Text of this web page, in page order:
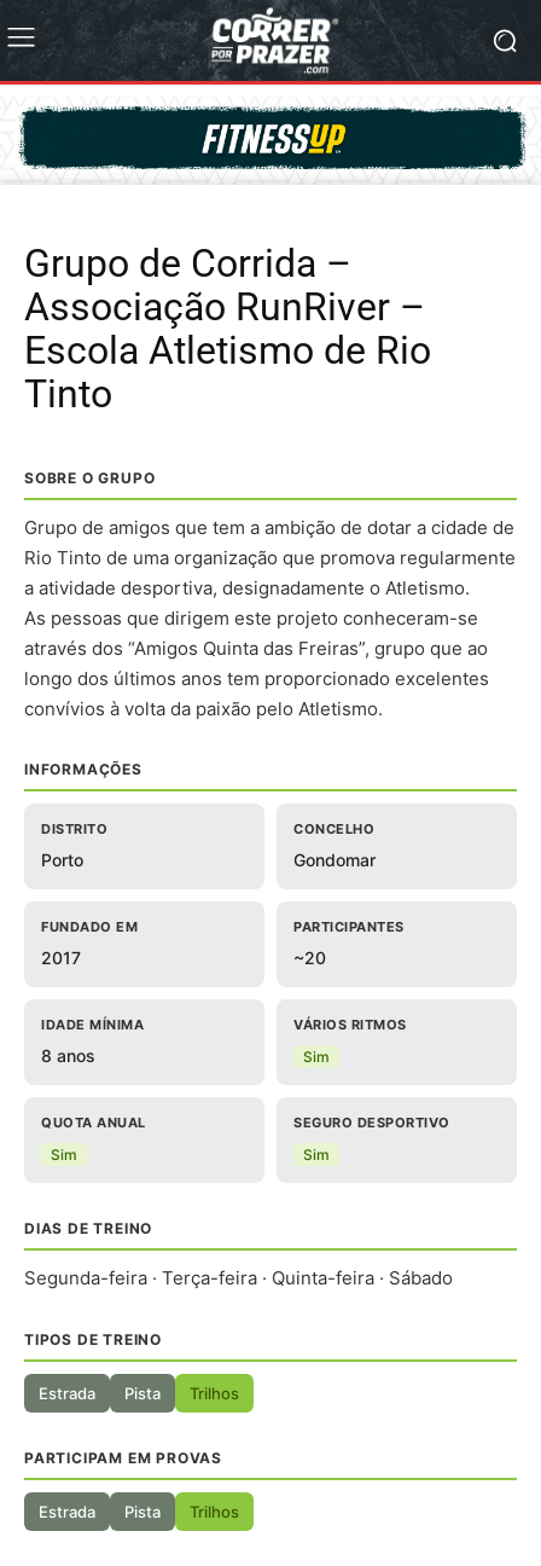
Grupo de Corrida –
Associação RunRiver –
Escola Atletismo de Rio
Tinto
SOBRE O GRUPO
Grupo de amigos que tem a ambição de dotar a cidade de
Rio Tinto de uma organização que promova regularmente
a atividade desportiva, designadamente o Atletismo.
As pessoas que dirigem este projeto conheceram-se
através dos “Amigos Quinta das Freiras”, grupo que ao
longo dos últimos anos tem proporcionado excelentes
convívios à volta da paixão pelo Atletismo.
INFORMAÇÕES
DISTRITO
Porto
CONCELHO
Gondomar
FUNDADO EM
2017
PARTICIPANTES
~20
IDADE MÍNIMA
8 anos
VÁRIOS RITMOS
Sim
QUOTA ANUAL
Sim
SEGURO DESPORTIVO
Sim
DIAS DE TREINO
Segunda-feira · Terça-feira · Quinta-feira · Sábado
TIPOS DE TREINO
Estrada Pista Trilhos
PARTICIPAM EM PROVAS
Estrada Pista Trilhos